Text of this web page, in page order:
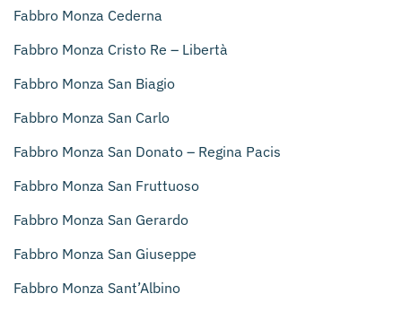
Fabbro Monza Cederna
Fabbro Monza Cristo Re – Libertà
Fabbro Monza San Biagio
Fabbro Monza San Carlo
Fabbro Monza San Donato – Regina Pacis
Fabbro Monza San Fruttuoso
Fabbro Monza San Gerardo
Fabbro Monza San Giuseppe
Fabbro Monza Sant’Albino